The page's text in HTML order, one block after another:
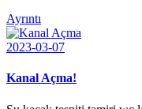
Ayrıntı
2023-03-07
Kanal Açma!